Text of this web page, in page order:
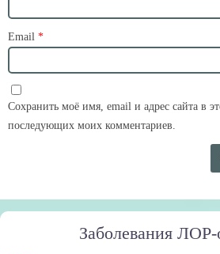
Email *
Сохранить моё имя, email и адрес сайта в
последующих моих комментариев.
Заболевания ЛОР-